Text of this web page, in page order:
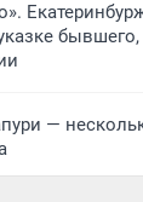
бывшего,
—